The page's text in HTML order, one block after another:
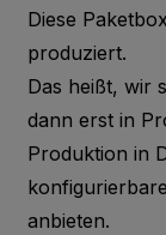
Diese
produziert.
Das heißt, wir
dann erst in
Produktion in
anbieten.